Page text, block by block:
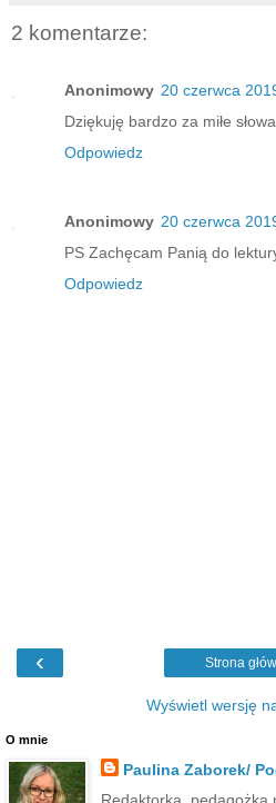
2 komentarze:
Anonimowy 20 czerwca
Dziękuję bardzo za miłe
Odpowiedz
Anonimowy 20 czerwca
PS Zachęcam Panią do
Odpowiedz
‹ Strona
Wyświetl wersję
O mnie
Paulina Zaborek/